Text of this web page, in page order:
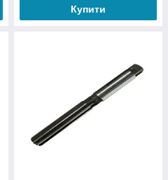
Купити